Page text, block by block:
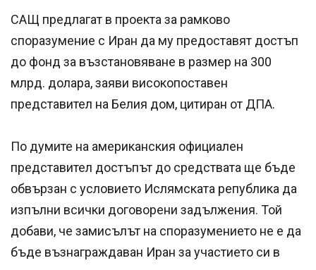
САЩ предлагат в проекта за рамково
споразумение с Иран да му предоставят достъп
до фонд за възстановяване в размер на 300
млрд. долара, заяви високопоставен
представител на Белия дом, цитиран от ДПА.
По думите на американския официален
представител достъпът до средствата ще бъде
обвързан с условието Ислямската република да
изпълни всички договорени задължения. Той
добави, че замисълът на споразумението не е да
бъде възнаграждаван Иран за участието си в